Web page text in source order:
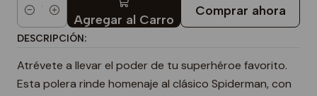
Cantidad Agregar al Carro
Comprar ahora
DESCRIPCIÓN:
Atrévete a llevar el poder de tu superhéroe favorito.
Esta polera rinde homenaje al clásico Spiderman, con